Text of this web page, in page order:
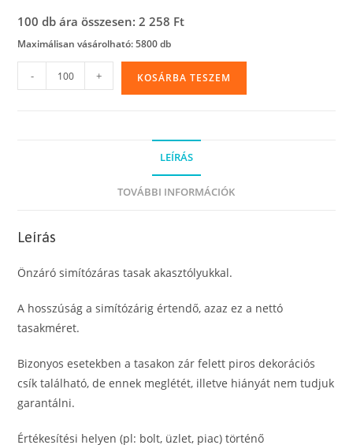
100 db ára összesen: 2 258 Ft
Maximálisan vásárolható: 5800 db
Simítózáras
tasak,
- + KOSÁRBA TESZEM
LEÍRÁS
TOVÁBBI INFORMÁCIÓK
Leírás
Önzáró simítózáras tasak akasztólyukkal.
A hosszúság a simítózárig értendő, azaz ez a nettó
tasakméret.
Bizonyos esetekben a tasakon zár felett piros dekorációs
csík található, de ennek meglétét, illetve hiányát nem tudjuk
garantálni.
Értékesítési helyen (pl: bolt, üzlet, piac) történő